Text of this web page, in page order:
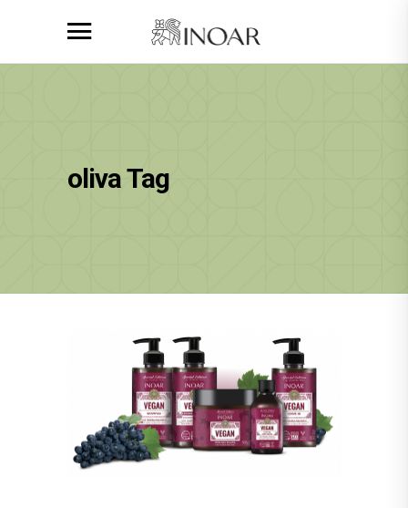
oliva Tag